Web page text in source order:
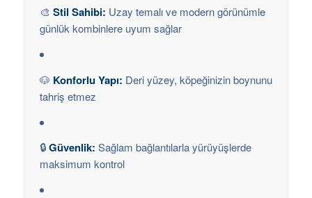
🎨 Stil Sahibi: Uzay temalı ve modern görünümle
günlük kombinlere uyum sağlar
🐶 Konforlu Yapı: Deri yüzey, köpeğinizin boynunu
tahriş etmez
🔒Güvenlik: Sağlam bağlantılarla yürüyüşlerde
maksimum kontrol